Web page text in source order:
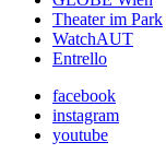
Theater im Park
WatchAUT
Entrello
facebook
instagram
youtube